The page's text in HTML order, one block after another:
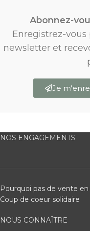
Abonnez-
Enregistrez-
newsletter et
Je
NOS ENGAGEMENTS
Pourquoi pas de vente en
Coup de coeur solidaire
NOUS CONNAÎTRE